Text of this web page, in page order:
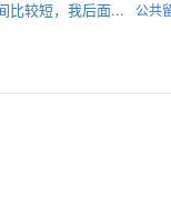
比较短，我后面...
公共